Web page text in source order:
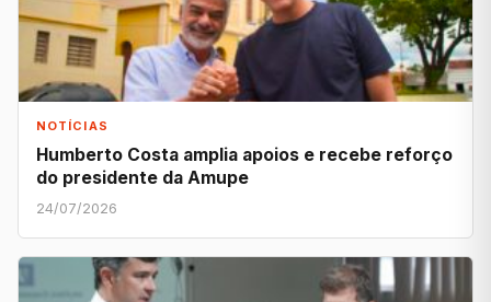
NOTÍCIAS
Humberto Costa amplia apoios e recebe reforço
do presidente da Amupe
24/07/2026